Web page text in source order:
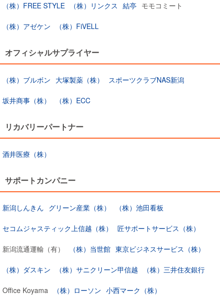
（株）FREE STYLE （株）リンクス 結亭 モモコミート
（株）アゼケン （株）FiVELL
オフィシャルサプライヤー
（株）ブルボン 大塚製薬（株） スポーツクラブNAS新潟
坂井商事（株） （株）ECC
リカバリーパートナー
酒井医療（株）
サポートカンパニー
新潟しんきん グリーン産業（株） （株）池田看板
セコムジャスティック上信越（株） 匠サポートサービス（株）
新潟流通運輸（有） （株）当世館 東京ビジネスサービス（株）
（株）ダスキン （株）サニクリーン甲信越 （株）三井住友銀行
Office Koyama （株）ローソン 小西マーク（株）